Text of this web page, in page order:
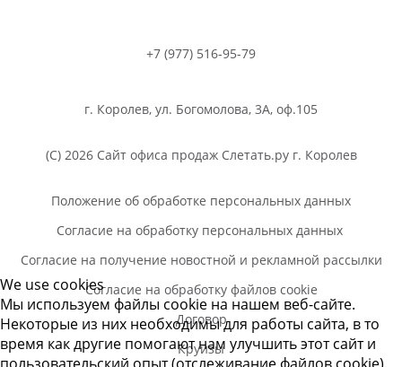
+7 (977) 516-95-79
г. Королев, ул. Богомолова, 3А, оф.105
(C) 2026 Сайт офиса продаж Слетать.ру г. Королев
Положение об обработке персональных данных
Согласие на обработку персональных данных
Согласие на получение новостной и рекламной рассылки
Согласие на обработку файлов cookie
Договор
Круизы
We use cookies
Мы используем файлы cookie на нашем веб-сайте.
Некоторые из них необходимы для работы сайта, в то
время как другие помогают нам улучшить этот сайт и